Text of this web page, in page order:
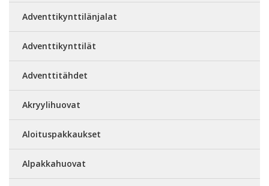
Adventtikynttilänjalat
Adventtikynttilät
Adventtitähdet
Akryylihuovat
Aloituspakkaukset
Alpakkahuovat